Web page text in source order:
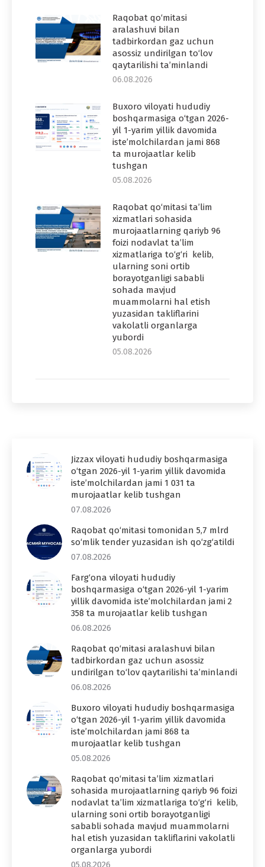
Raqobat qo‘mitasi
aralashuvi bilan
tadbirkordan gaz uchun
asossiz undirilgan to‘lov
qaytarilishi ta’minlandi
06.08.2026
Buxoro viloyati hududiy
boshqarmasiga o‘tgan 2026-
yil 1-yarim yillik davomida
iste’molchilardan jami 868
ta murojaatlar kelib
tushgan
05.08.2026
Raqobat qo‘mitasi ta’lim
xizmatlari sohasida
murojaatlarning qariyb 96
foizi nodavlat ta’lim
xizmatlariga to‘g‘ri kelib,
ularning soni ortib
borayotganligi sababli
sohada mavjud
muammolarni hal etish
yuzasidan takliflarini
vakolatli organlarga
yubordi
05.08.2026
Jizzax viloyati hududiy boshqarmasiga
o‘tgan 2026-yil 1-yarim yillik davomida
iste’molchilardan jami 1 031 ta
murojaatlar kelib tushgan
07.08.2026
Raqobat qo‘mitasi tomonidan 5,7 mlrd
so‘mlik tender yuzasidan ish qo‘zg‘atildi
07.08.2026
Farg‘ona viloyati hududiy
boshqarmasiga o‘tgan 2026-yil 1-yarim
yillik davomida iste’molchilardan jami 2
358 ta murojaatlar kelib tushgan
06.08.2026
Raqobat qo‘mitasi aralashuvi bilan
tadbirkordan gaz uchun asossiz
undirilgan to‘lov qaytarilishi ta’minlandi
06.08.2026
Buxoro viloyati hududiy boshqarmasiga
o‘tgan 2026-yil 1-yarim yillik davomida
iste’molchilardan jami 868 ta
murojaatlar kelib tushgan
05.08.2026
Raqobat qo‘mitasi ta’lim xizmatlari
sohasida murojaatlarning qariyb 96 foizi
nodavlat ta’lim xizmatlariga to‘g‘ri kelib,
ularning soni ortib borayotganligi
sababli sohada mavjud muammolarni
hal etish yuzasidan takliflarini vakolatli
organlarga yubordi
05.08.2026